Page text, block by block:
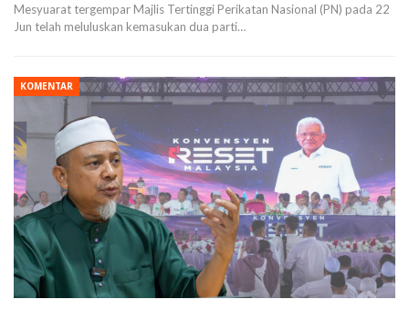
Mesyuarat tergempar Majlis Tertinggi Perikatan Nasional (PN) pada 22
Jun telah meluluskan kemasukan dua parti…
KOMENTAR